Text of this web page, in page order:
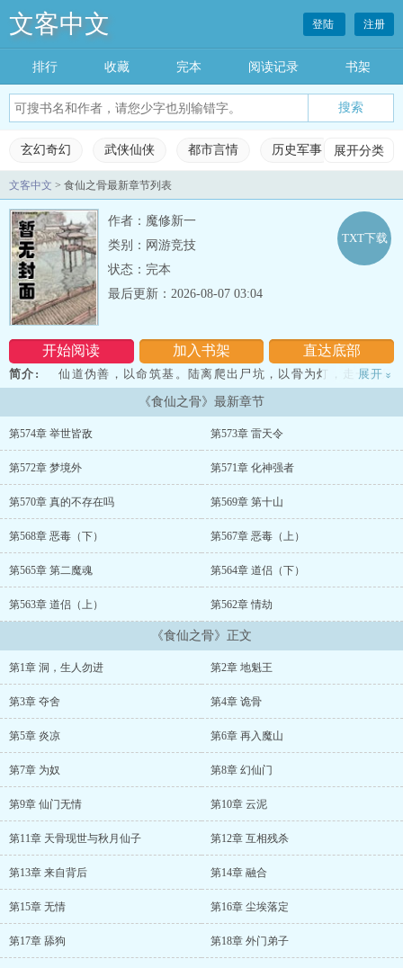
文客中文 登陆 注册
排行 收藏 完本 阅读记录 书架
玄幻奇幻 武侠仙侠 都市言情 历史军事 科幻灵
展开分类
玄幻奇幻 武侠仙侠
科幻灵异 网游竞技 完本小说
排行榜 收藏榜单
文客中文 > 食仙之骨最新章节列表
作者：魔修新一
类别：网游竞技
状态：完本
开始阅读 加入书架 直达底部
TXT下载
最后更新：2026-08-07 03:04
简介:
仙道伪善，以命筑基。陆离爬出尸坑，以骨为灯，走一条只
有真魔才敢走的路。从此：杀人、夺魂、炼骨、吞天。我若证道，诸
仙皆屠。——修仙四步：凝气十层-筑基期-金丹境-元婴境（后续境界
请移步正文。）...
展开 »
《食仙之骨》最新章节
第574章 举世皆敌 第573章 雷天令
第572章 梦境外 第571章 化神强者
第570章 真的不存在吗 第569章 第十山
第568章 恶毒（下） 第567章 恶毒（上）
第565章 第二魔魂 第564章 道侣（下）
第563章 道侣（上） 第562章 情劫
《食仙之骨》正文
第1章 洞，生人勿进 第2章 地魁王
第3章 夺舍 第4章 诡骨
第5章 炎凉 第6章 再入魔山
第7章 为奴 第8章 幻仙门
第9章 仙门无情 第10章 云泥
第11章 天骨现世与秋月仙子 第12章 互相残杀
第13章 来自背后 第14章 融合
第15章 无情 第16章 尘埃落定
第17章 舔狗 第18章 外门弟子